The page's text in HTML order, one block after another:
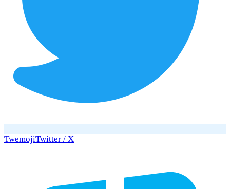
TwemojiTwitter / X